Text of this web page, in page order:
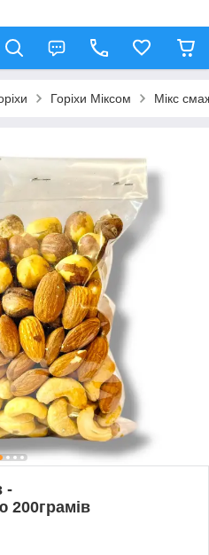
Горіхи Міксом Мікс
-
200грамів